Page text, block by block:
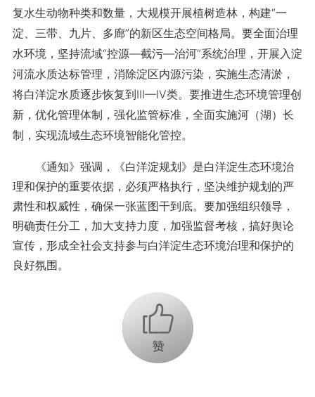
复水生动物种类和数量，大规模开展植树造林，构建“一
淀、三带、九片、多廊”的新区生态空间格局。要全面治理
水环境，坚持流域“控源—截污—治河”系统治理，开展入淀
河流水质达标管理，消除淀区内源污染，实施生态清淤，
将白洋淀水质逐步恢复到III—IV类。要推进生态环境管理创
新，优化管理体制，强化监管标准，全面实施河（湖）长
制，实现流域生态环境智能化管控。
《通知》强调，《白洋淀规划》是白洋淀生态环境治
理和保护的重要依据，必须严格执行，坚决维护规划的严
肃性和权威性，确保一张蓝图干到底。要加强组织领导，
明确责任分工，加大支持力度，加强监督考核，搞好舆论
宣传，形成全社会支持参与白洋淀生态环境治理和保护的
良好氛围。
+1